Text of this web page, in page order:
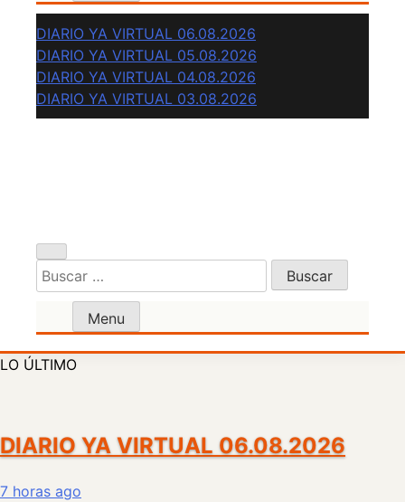
DIARIO YA VIRTUAL 06.08.2026
DIARIO YA VIRTUAL 05.08.2026
DIARIO YA VIRTUAL 04.08.2026
DIARIO YA VIRTUAL 03.08.2026
Buscar:
Menu
LO ÚLTIMO
DIARIO YA VIRTUAL 06.08.2026
7 horas ago